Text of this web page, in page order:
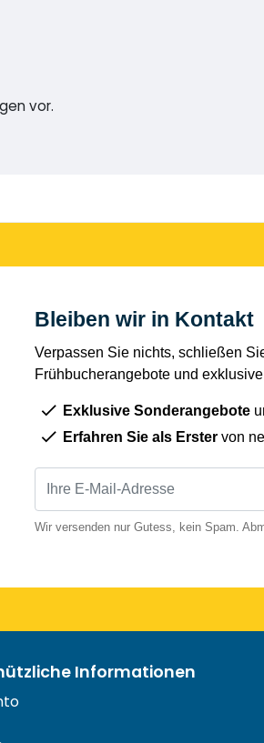
vor.
Bleiben wir in Kontakt
Verpassen Sie nichts, schließen
Frühbucherangebote und
Exklusive Sonderangebote
Erfahren Sie als Erster von
Wir versenden nur Gutess, kein Spam.
Informationen